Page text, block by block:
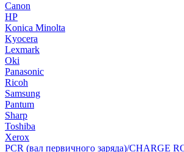
Canon
HP
Konica Minolta
Kyocera
Lexmark
Oki
Panasonic
Ricoh
Samsung
Pantum
Sharp
Toshiba
Xerox
PCR (вал первичного заряда)/CHARGE